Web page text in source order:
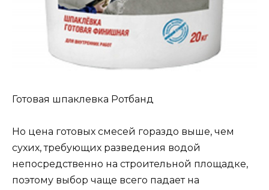
Готовая шпаклевка Ротбанд
Но цена готовых смесей гораздо выше, чем
сухих, требующих разведения водой
непосредственно на строительной площадке,
поэтому выбор чаще всего падает на